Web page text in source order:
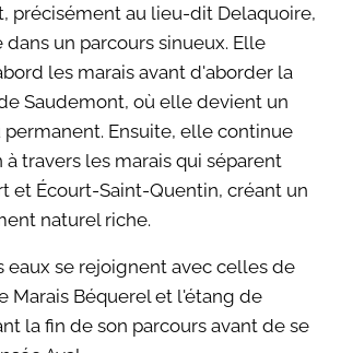
précisément au lieu-dit Delaquoire,
dans un parcours sinueux. Elle
les marais avant d'aborder la
Saudemont, où elle devient un
permanent. Ensuite, elle continue
à travers les marais qui séparent
et Écourt-Saint-Quentin, créant un
naturel riche.
eaux se rejoignent avec celles de
Marais Béquerel et l'étang de
la fin de son parcours avant de se